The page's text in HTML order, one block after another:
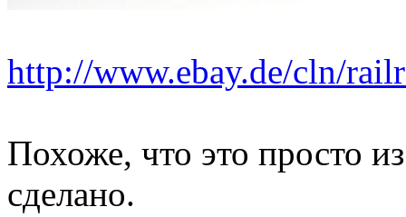
http://www.ebay.de/cln/
Похоже, что это просто
сделано.